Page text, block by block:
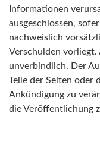
Informationen
ausgeschlossen,
nachweislich
Verschulden vorliegt.
unverbindlich. Der
Teile der Seiten oder
Ankündigung zu
die Veröffentlichung